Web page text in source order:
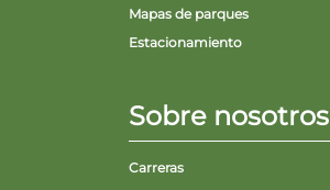
Mapas de parques
Estacionamiento
Sobre nosotros
Carreras